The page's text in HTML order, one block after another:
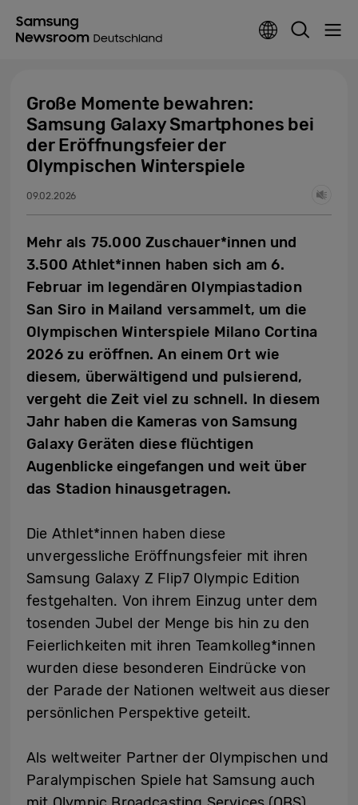
Große Momente bewahren:
Samsung Galaxy Smartphones bei
der Eröffnungsfeier der
Olympischen Winterspiele
09.02.2026
Mehr als 75.000 Zuschauer*innen und
3.500 Athlet*innen haben sich am 6.
Februar im legendären Olympiastadion
San Siro in Mailand versammelt, um die
Olympischen Winterspiele Milano Cortina
2026 zu eröffnen. An einem Ort wie
diesem, überwältigend und pulsierend,
vergeht die Zeit viel zu schnell. In diesem
Jahr haben die Kameras von Samsung
Galaxy Geräten diese flüchtigen
Augenblicke eingefangen und weit über
das Stadion hinausgetragen.
Die Athlet*innen haben diese
unvergessliche Eröffnungsfeier mit ihren
Samsung Galaxy Z Flip7 Olympic Edition
festgehalten. Von ihrem Einzug unter dem
tosenden Jubel der Menge bis hin zu den
Feierlichkeiten mit ihren Teamkolleg*innen
wurden diese besonderen Eindrücke von
der Parade der Nationen weltweit aus dieser
persönlichen Perspektive geteilt.
Als weltweiter Partner der Olympischen und
Paralympischen Spiele hat Samsung auch